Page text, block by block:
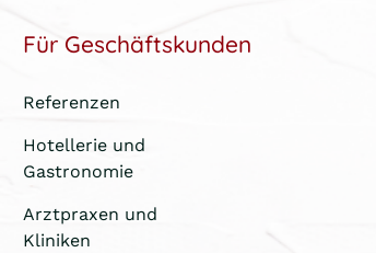
Für Geschäftskunden
Referenzen
Hotellerie und
Gastronomie
Arztpraxen und
Kliniken